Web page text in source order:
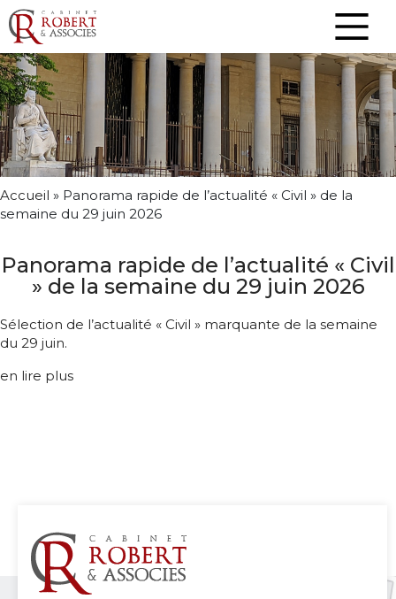
Accueil » Panorama rapide de l’actualité « Civil » de la
semaine du 29 juin 2026
Panorama rapide de l’actualité « Civil
» de la semaine du 29 juin 2026
Sélection de l’actualité « Civil » marquante de la semaine
du 29 juin.
en lire plus